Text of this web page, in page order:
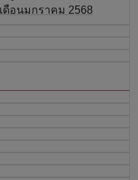
ดือนมกราคม 2568